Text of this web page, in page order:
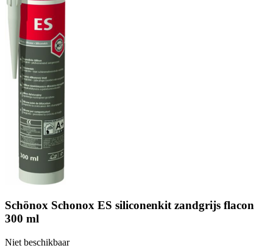
Schönox Schonox ES siliconenkit zandgrijs flacon
300 ml
Niet beschikbaar